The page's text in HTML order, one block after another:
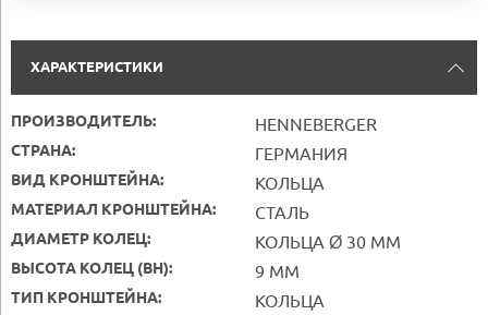
ХАРАКТЕРИСТИКИ
ПРОИЗВОДИТЕЛЬ: HENNEBERGER
СТРАНА: ГЕРМАНИЯ
ВИД КРОНШТЕЙНА: КОЛЬЦА
МАТЕРИАЛ КРОНШТЕЙНА: СТАЛЬ
ДИАМЕТР КОЛЕЦ: КОЛЬЦА Ø 30 ММ
ВЫСОТА КОЛЕЦ (BH): 9 ММ
ТИП КРОНШТЕЙНА: КОЛЬЦА